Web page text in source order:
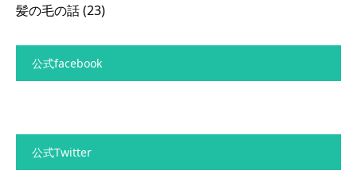
髪の毛の話(23)
公式facebook
公式Twitter